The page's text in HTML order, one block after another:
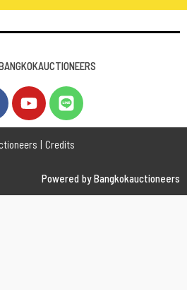
| Credits
Powered by Bangkokauctioneers